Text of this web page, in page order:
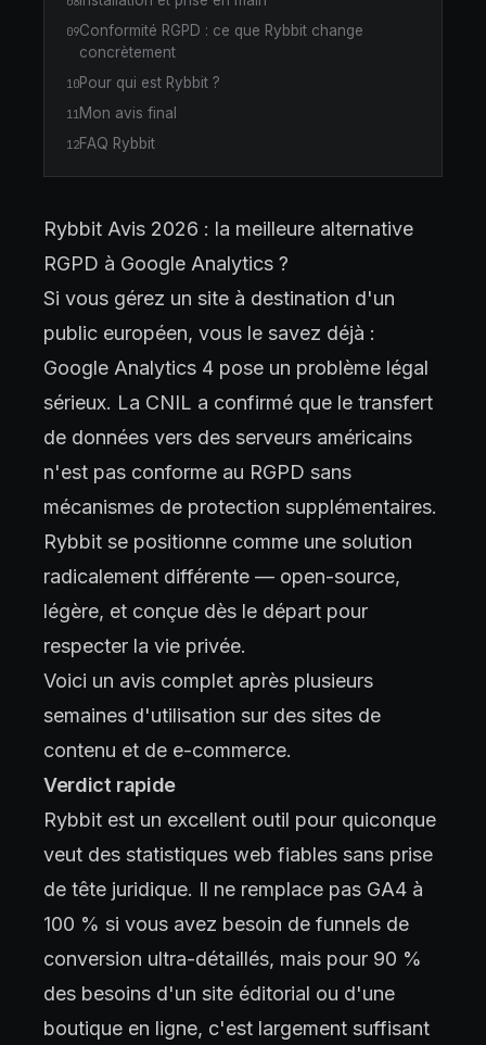
09Conformité RGPD : ce que Rybbit change
concrètement
10Pour qui est Rybbit ?
11Mon avis final
12FAQ Rybbit
Rybbit Avis 2026 : la meilleure alternative
RGPD à Google Analytics ?
Si vous gérez un site à destination d'un
public européen, vous le savez déjà :
Google Analytics 4 pose un problème légal
sérieux. La CNIL a confirmé que le transfert
de données vers des serveurs américains
n'est pas conforme au RGPD sans
mécanismes de protection supplémentaires.
Rybbit se positionne comme une solution
radicalement différente — open-source,
légère, et conçue dès le départ pour
respecter la vie privée.
Voici un avis complet après plusieurs
semaines d'utilisation sur des sites de
contenu et de e-commerce.
Verdict rapide
Rybbit est un excellent outil pour quiconque
veut des statistiques web fiables sans prise
de tête juridique. Il ne remplace pas GA4 à
100 % si vous avez besoin de funnels de
conversion ultra-détaillés, mais pour 90 %
des besoins d'un site éditorial ou d'une
boutique en ligne, c'est largement suffisant